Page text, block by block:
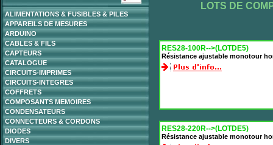
ALIMENTATIONS & FUSIBLES & PILES
APPAREILS DE MESURES
ARDUINO
CABLES & FILS
CAPTEURS
CATALOGUE
CIRCUITS-IMPRIMES
CIRCUITS-INTEGRES
COFFRETS
COMPOSANTS MEMOIRES
CONDENSATEURS
CONNECTEURS & CORDONS
DIODES
DIVERS
LOTS DE
RES28-100R-->(LOTDE5)
Résistance ajustable monotour
RES28-220R-->(LOTDE5)
Résistance ajustable monotour